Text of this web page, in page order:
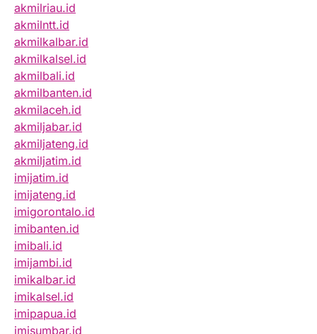
akmilriau.id
akmilntt.id
akmilkalbar.id
akmilkalsel.id
akmilbali.id
akmilbanten.id
akmilaceh.id
akmiljabar.id
akmiljateng.id
akmiljatim.id
imijatim.id
imijateng.id
imigorontalo.id
imibanten.id
imibali.id
imijambi.id
imikalbar.id
imikalsel.id
imipapua.id
imisumbar.id